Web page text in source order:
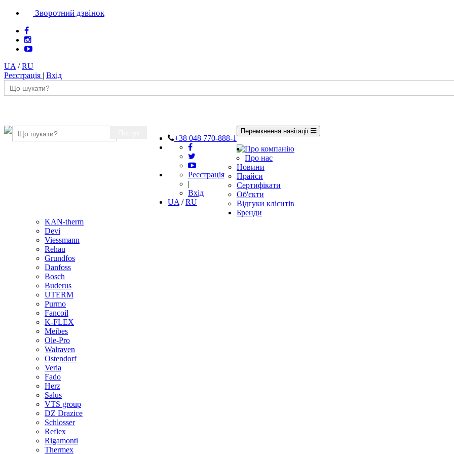
Зворотний дзвінок
UA /RU
Реєстрація | Вхід
+38 048 770-888-1
Реєстрація
|
Вхід
UA /RU
Перемкнення навігації
Про компанію
Про нас
Новини
Прайси
Сертифікати
Об'єкти
Відгуки клієнтів
Бренди
KAN-therm
Devi
Viessmann
Rehau
Grundfos
Danfoss
Bosch
Buderus
UTERM
Purmo
Fancoil
K-FLEX
Meibes
Ole-Pro
Walraven
Ostendorf
Veria
Fado
Herz
Salus
VTS group
DZ Drazice
Schlosser
Reflex
Rigamonti
Thermex